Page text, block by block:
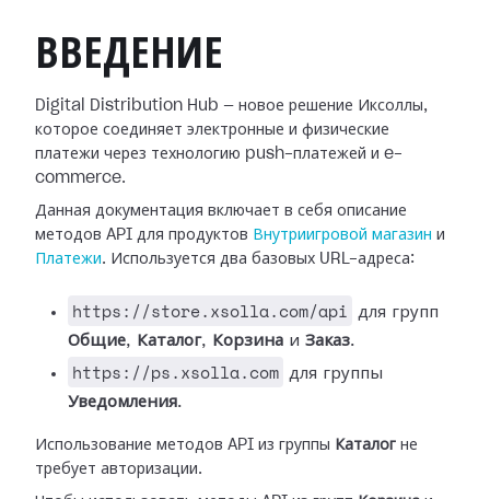
ВВЕДЕНИЕ
Digital Distribution Hub — новое решение Иксоллы,
которое соединяет электронные и физические
платежи через технологию push-платежей и e-
commerce.
Данная документация включает в себя описание
методов API для продуктов Внутриигровой магазин и
Платежи. Используется два базовых URL-адреса:
https://store.xsolla.com/api
для групп
Общие, Каталог, Корзина и Заказ.
https://ps.xsolla.com для группы
Уведомления.
Использование методов API из группы Каталог не
требует авторизации.